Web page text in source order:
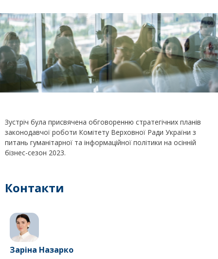
Зустріч була присвячена обговоренню стратегічних планів
законодавчої роботи Комітету Верховної Ради України з
питань гуманітарної та інформаційної політики на осінній
бізнес-сезон 2023.
Контакти
Заріна Назарко